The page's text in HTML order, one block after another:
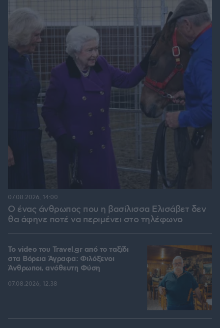
Ο ένας άνθρωπος που η βασίλισσα Ελισάβετ δεν
θα άφηνε ποτέ να περιμένει στο τηλέφωνο
07.08.2026, 14:00
To video του Travel.gr από το ταξίδι
στα Βόρεια Άγραφα: Φιλόξενοι
Άνθρωποι, ανόθευτη Φύση
07.08.2026, 12:38